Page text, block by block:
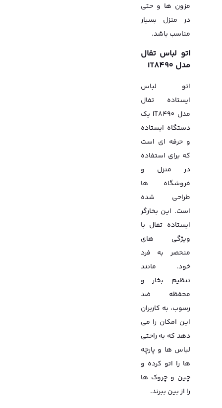
مزون ها و حتی
در منزل بسیار
مناسب باشد.
اتو لباس تفال
مدل IT8490
اتو لباس
ایستاده تفال
مدل IT8490 یک
دستگاه ایستاده
و حرفه ای است
که برای استفاده
در منزل و
فروشگاه ها
طراحی شده
است. این بخارگر
ایستاده تفال با
ویژگی های
منحصر به فرد
خود، مانند
تنظیم بخار و
محفظه ضد
رسوب، به کاربران
این امکان را می
دهد که به راحتی
لباس ها و پارچه
ها را اتو کرده و
چین و چروک ها
را از بین ببرند.